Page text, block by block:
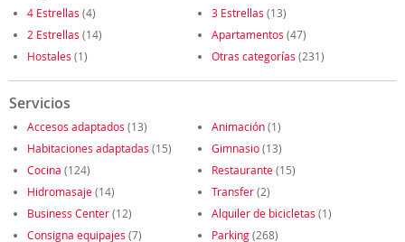
4 Estrellas (4) 3 Estrellas (13)
2 Estrellas (14) Apartamentos (47)
Hostales (1) Otras categorías (231)
Servicios
Accesos adaptados (13) Animación(1)
Habitaciones adaptadas (15) Gimnasio(13)
Cocina (124) Restaurante(15)
Hidromasaje(14) Transfer(2)
Business Center(12) Alquiler de bicicletas (1)
Consigna equipajes (7) Parking(268)